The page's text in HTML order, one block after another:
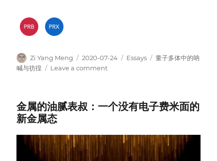
Author
Zi Yang Meng
Posted
on
2020-07-24 Categories
Essays Tags
量子多体中的呐
喊与彷徨
Leave a commenton
终
后
金属的油腻表叔：一个没有电子费米面的
新金属态